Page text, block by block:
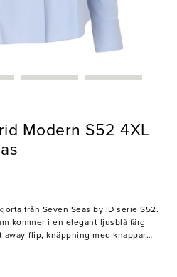
Modern S52 4XL
från Seven Seas by ID serie S52.
kommer i en elegant ljusblå färg
flip, knäppning med knappar
för restaurangpersonal som behöver